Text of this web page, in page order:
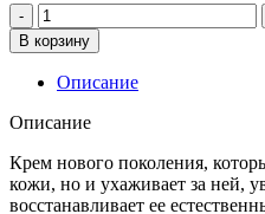
Количество
товара
[The
history
whoo]СС
The
History
of
В корзину
Описание
Описание
Крем нового поколения,
кожи, но и ухаживает за ней,
восстанавливает ее